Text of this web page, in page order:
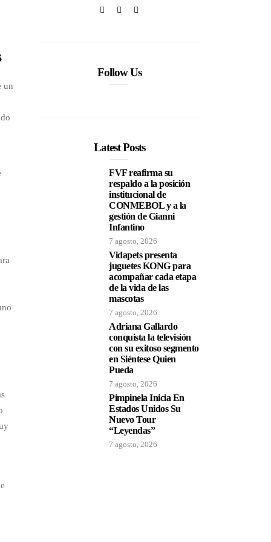
un
Follow Us
Latest Posts
FVF reafirma su
respaldo a la posición
institucional de
CONMEBOL y a la
gestión de Gianni
Infantino
7 agosto, 2026
Vidapets presenta
juguetes KONG para
acompañar cada etapa
de la vida de las
mascotas
7 agosto, 2026
Adriana Gallardo
conquista la televisión
con su exitoso segmento
en Siéntese Quien
Pueda
7 agosto, 2026
Pimpinela Inicia En
Estados Unidos Su
Nuevo Tour
“Leyendas”
7 agosto, 2026